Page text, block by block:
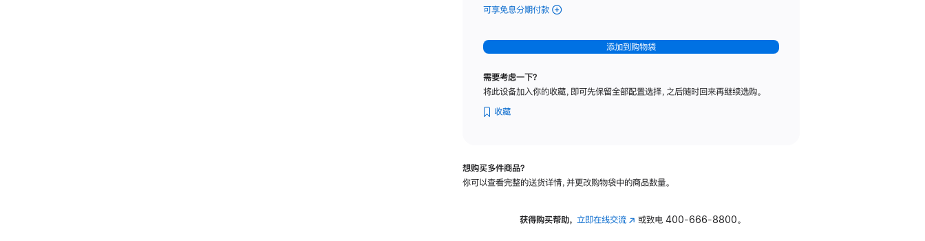
可享免息分期付款 (Studio
-
纳
理
可
斜
添加到购物袋
需要考虑一下？
将此设备加入你的收藏，即可先保留全部配置选择，之后随时回来再继续选购。
收藏
想购买多件商品？
你可以查看完整的送货详情，并更改购物袋中的商品数量。
获得购买帮助， 立即在线交流(在 或致电400-666-8800。